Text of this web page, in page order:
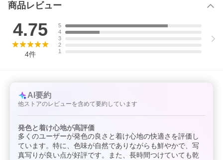
商品レビュー
4.75
4件
5
4
3
2
1
AI要約
他ストアのレビューを含めて要約しています
発色と着け心地が高評価
多くのユーザーが発色の良さと着け心地の快適さを評価し
ています。特に、色味が自然でありながらも鮮やかで、写
真写りが良い点が好評です。また、長時間つけていても乾